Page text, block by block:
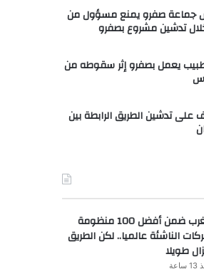
جماعة صفرو يمنع مسؤول من
تدشين مشروع بصفرو
يعمل بصفرو إثر سقوطه من
تدشين الطريق الرابطة بين
المغرب ضمن أفضل 100 منظومة
الناشئة عالميا.. لكن الطريق
طويلا